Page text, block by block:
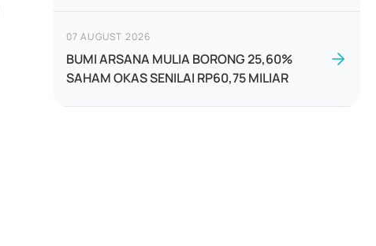
07 AUGUST 2026
BUMI ARSANA MULIA BORONG 25,60%
SAHAM OKAS SENILAI RP60,75 MILIAR